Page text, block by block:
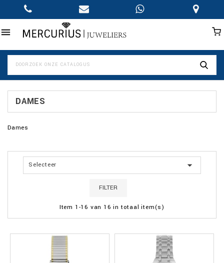

DAMES
Dames
Selecteer 
FILTER
Item 1-16 van 16 in totaal item(s)